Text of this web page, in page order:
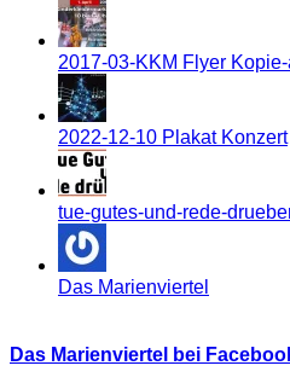
2017-03-KKM Flyer Kopie-
2022-12-10 Plakat Konzert
tue-gutes-und-rede-
Das Marienviertel
Das Marienviertel bei